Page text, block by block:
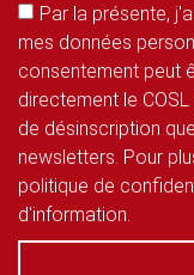
Par la présente,
mes données
consentement peut
directement le
de désinscription
newsletters. Pour
politique de
d'information.